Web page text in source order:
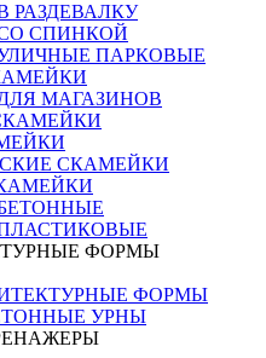
РАЗДЕВАЛКУ
СПИНКОЙ
ПАРКОВЫЕ
МАГАЗИНОВ
СКАМЕЙКИ
ФОРМЫ
ФОРМЫ
УРНЫ